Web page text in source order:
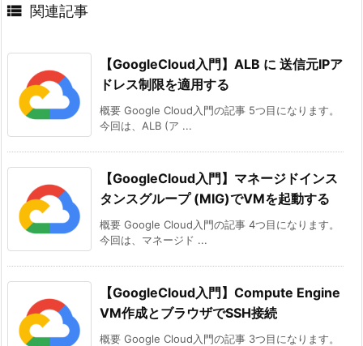
 関連記事
【GoogleCloud入門】ALB に 送信元IPア
ドレス制限を適用する
概要 Google Cloud入門の記事 5つ目になります。
今回は、ALB (ア ...
【GoogleCloud入門】マネージドインス
タンスグループ (MIG)でVMを起動する
概要 Google Cloud入門の記事 4つ目になります。
今回は、マネージド ...
【GoogleCloud入門】Compute Engine
VM作成とブラウザでSSH接続
概要 Google Cloud入門の記事 3つ目になります。